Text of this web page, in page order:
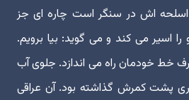
اش در سنگر است چاره ای جز
اسیر می کند و می گوید: بیا برویم.
خط خودمان راه می اندازد. جلوی آب
پشت کمرش گذاشته بود. آن عراقی